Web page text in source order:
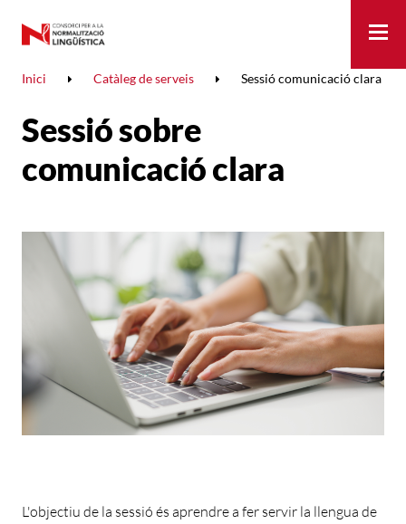
Inici Catàleg de serveis Sessió comunicació clara
Sessió sobre
comunicació clara
L'objectiu de la sessió és aprendre a fer servir la llengua de